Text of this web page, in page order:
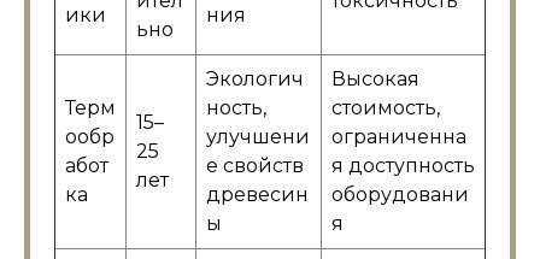
ики
ьно
ния
Терм
ообр
абот
ка
15–
25
лет
Экологич
ность,
улучшени
е свойств
древесин
ы
Высокая
стоимость,
ограниченна
я доступность
оборудовани
я